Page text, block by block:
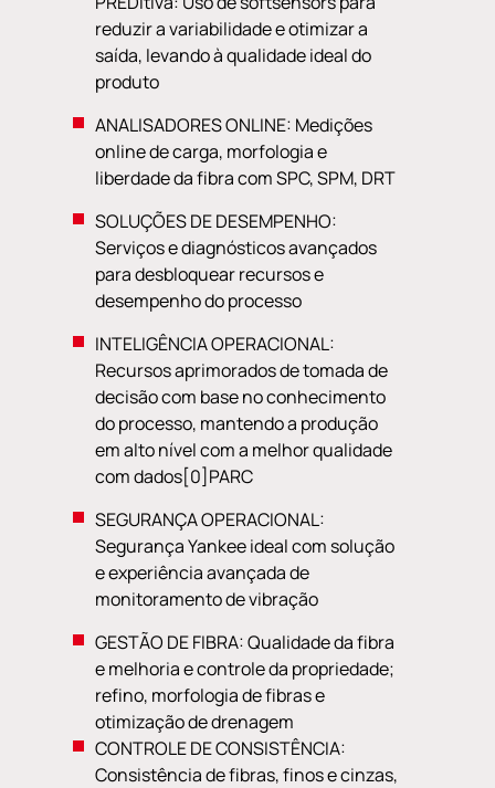
reduzir a variabilidade e otimizar a
saída, levando à qualidade ideal do
produto
ANALISADORES ONLINE: Medições
online de carga, morfologia e
liberdade da fibra com SPC, SPM, DRT
SOLUÇÕES DE DESEMPENHO:
Serviços e diagnósticos avançados
para desbloquear recursos e
desempenho do processo
INTELIGÊNCIA OPERACIONAL:
Recursos aprimorados de tomada de
decisão com base no conhecimento
do processo, mantendo a produção
em alto nível com a melhor qualidade
com dados[0]PARC
SEGURANÇA OPERACIONAL:
Segurança Yankee ideal com solução
e experiência avançada de
monitoramento de vibração
GESTÃO DE FIBRA: Qualidade da fibra
e melhoria e controle da propriedade;
refino, morfologia de fibras e
otimização de drenagem
CONTROLE DE CONSISTÊNCIA:
Consistência de fibras, finos e cinzas,